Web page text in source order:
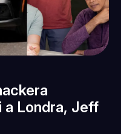
a Londra, Jeff